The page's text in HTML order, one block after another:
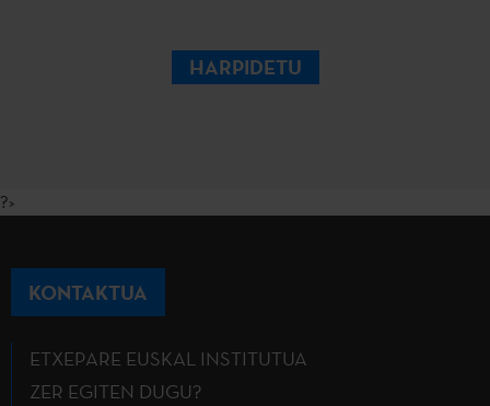
HARPIDETU
?>
KONTAKTUA
ETXEPARE EUSKAL INSTITUTUA
ZER EGITEN DUGU?